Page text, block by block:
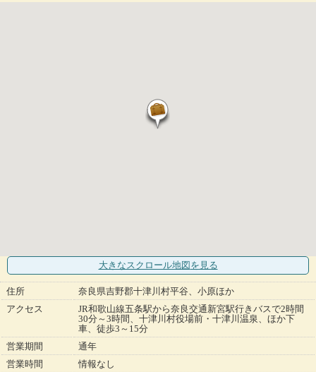
大きなスクロール地図 を見る
住所
奈良県吉野郡十津川村平谷、小原ほか
アクセス
JR和歌山線五条駅から奈良交通新宮駅行きバスで2時間
30分～3時間、十津川村役場前・十津川温泉、ほか下
車、徒歩3～15分
営業期間
通年
営業時間
情報なし